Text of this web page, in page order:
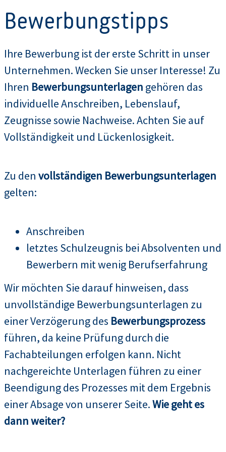
Bewerbungstipps
Ihre Bewerbung ist der erste Schritt in unser
Unternehmen. Wecken Sie unser Interesse! Zu
Ihren Bewerbungsunterlagen gehören das
individuelle Anschreiben, Lebenslauf,
Zeugnisse sowie Nachweise. Achten Sie auf
Vollständigkeit und Lückenlosigkeit.
Zu den vollständigen Bewerbungsunterlagen
gelten:
Anschreiben
letztes Schulzeugnis bei Absolventen und
Bewerbern mit wenig Berufserfahrung
Wir möchten Sie darauf hinweisen, dass
unvollständige Bewerbungsunterlagen zu
einer Verzögerung des Bewerbungsprozess
führen, da keine Prüfung durch die
Fachabteilungen erfolgen kann. Nicht
nachgereichte Unterlagen führen zu einer
Beendigung des Prozesses mit dem Ergebnis
einer Absage von unserer Seite.Wie geht es
dann weiter?